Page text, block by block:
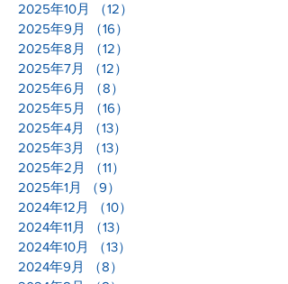
2025年10月
（12）
2025年9月
（16）
2025年8月
（12）
2025年7月
（12）
2025年6月
（8）
2025年5月
（16）
2025年4月
（13）
2025年3月
（13）
2025年2月
（11）
2025年1月
（9）
2024年12月
（10）
2024年11月
（13）
2024年10月
（13）
2024年9月
（8）